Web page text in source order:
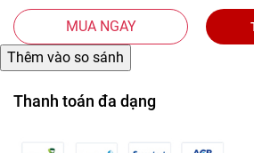
MUA NGAY
Thanh toán đa dạng